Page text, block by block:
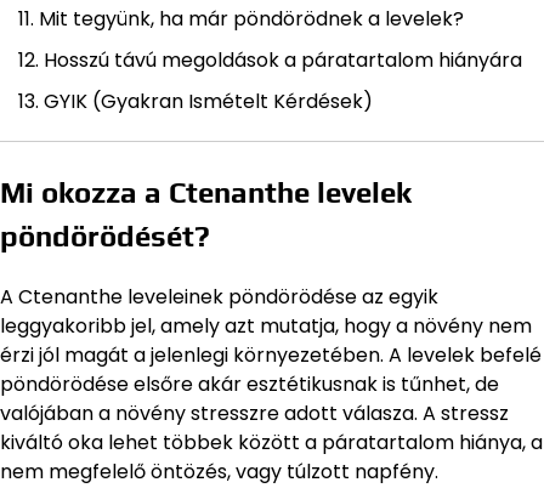
Mit tegyünk, ha már pöndörödnek a levelek?
Hosszú távú megoldások a páratartalom hiányára
GYIK (Gyakran Ismételt Kérdések)
Mi okozza a Ctenanthe levelek
pöndörödését?
A Ctenanthe leveleinek pöndörödése az egyik
leggyakoribb jel, amely azt mutatja, hogy a növény nem
érzi jól magát a jelenlegi környezetében. A levelek befelé
pöndörödése elsőre akár esztétikusnak is tűnhet, de
valójában a növény stresszre adott válasza. A stressz
kiváltó oka lehet többek között a páratartalom hiánya, a
nem megfelelő öntözés, vagy túlzott napfény.